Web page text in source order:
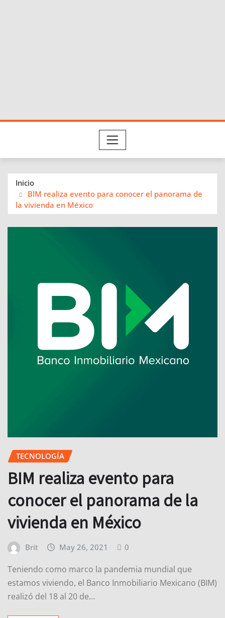
Inicio
BIM realiza evento para conocer el panorama de
la vivienda en México
TECNOLOGÍA
BIM realiza evento para
conocer el panorama de la
vivienda en México
Brit May 26, 2021 0
Teniendo como marco la pandemia mundial que
estamos viviendo, el Banco Inmobiliario Mexicano (BIM)
realizó del 18 al 20 de…